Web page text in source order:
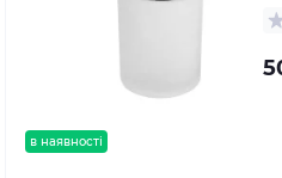
в наявності